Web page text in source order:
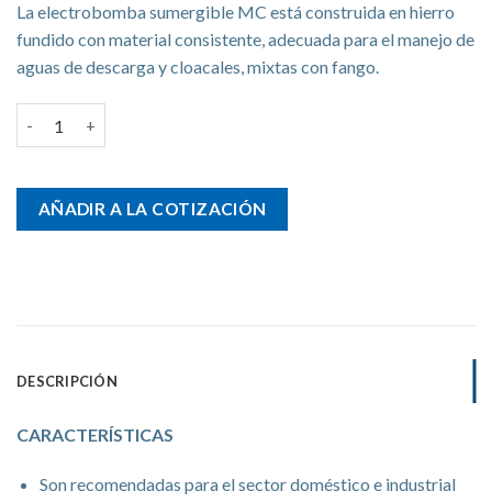
La electrobomba sumergible MC está construida en hierro
fundido con material consistente, adecuada para el manejo de
aguas de descarga y cloacales, mixtas con fango.
AÑADIR A LA COTIZACIÓN
DESCRIPCIÓN
CARACTERÍSTICAS
Son recomendadas para el sector doméstico e industrial